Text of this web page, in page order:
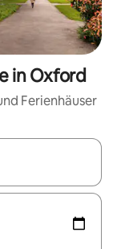
in Oxford
Ferienhäuser
mit den